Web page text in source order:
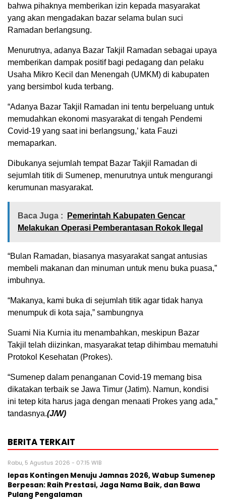
bahwa pihaknya memberikan izin kepada masyarakat
yang akan mengadakan bazar selama bulan suci
Ramadan berlangsung.
Menurutnya, adanya Bazar Takjil Ramadan sebagai upaya
memberikan dampak positif bagi pedagang dan pelaku
Usaha Mikro Kecil dan Menengah (UMKM) di kabupaten
yang bersimbol kuda terbang.
“Adanya Bazar Takjil Ramadan ini tentu berpeluang untuk
memudahkan ekonomi masyarakat di tengah Pendemi
Covid-19 yang saat ini berlangsung,’ kata Fauzi
memaparkan.
Dibukanya sejumlah tempat Bazar Takjil Ramadan di
sejumlah titik di Sumenep, menurutnya untuk mengurangi
kerumunan masyarakat.
Baca Juga :
Pemerintah Kabupaten Gencar
Melakukan Operasi Pemberantasan Rokok Ilegal
“Bulan Ramadan, biasanya masyarakat sangat antusias
membeli makanan dan minuman untuk menu buka puasa,”
imbuhnya.
“Makanya, kami buka di sejumlah titik agar tidak hanya
menumpuk di kota saja,” sambungnya
Suami Nia Kurnia itu menambahkan, meskipun Bazar
Takjil telah diizinkan, masyarakat tetap dihimbau mematuhi
Protokol Kesehatan (Prokes).
“Sumenep dalam penanganan Covid-19 memang bisa
dikatakan terbaik se Jawa Timur (Jatim). Namun, kondisi
ini tetep kita harus jaga dengan menaati Prokes yang ada,”
tandasnya.(J/W)
BERITA TERKAIT
Rabu, 5 Agustus 2026 - 07:15 WIB
lepas Kontingen Menuju Jamnas 2026, Wabup Sumenep
Berpesan: Raih Prestasi, Jaga Nama Baik, dan Bawa
Pulang Pengalaman